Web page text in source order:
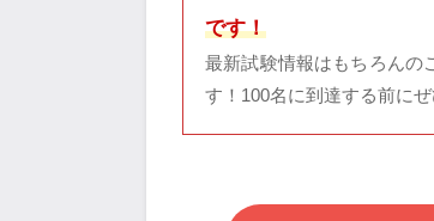
です！
最新試験情報はもちろんの
す！100名に到達する前に